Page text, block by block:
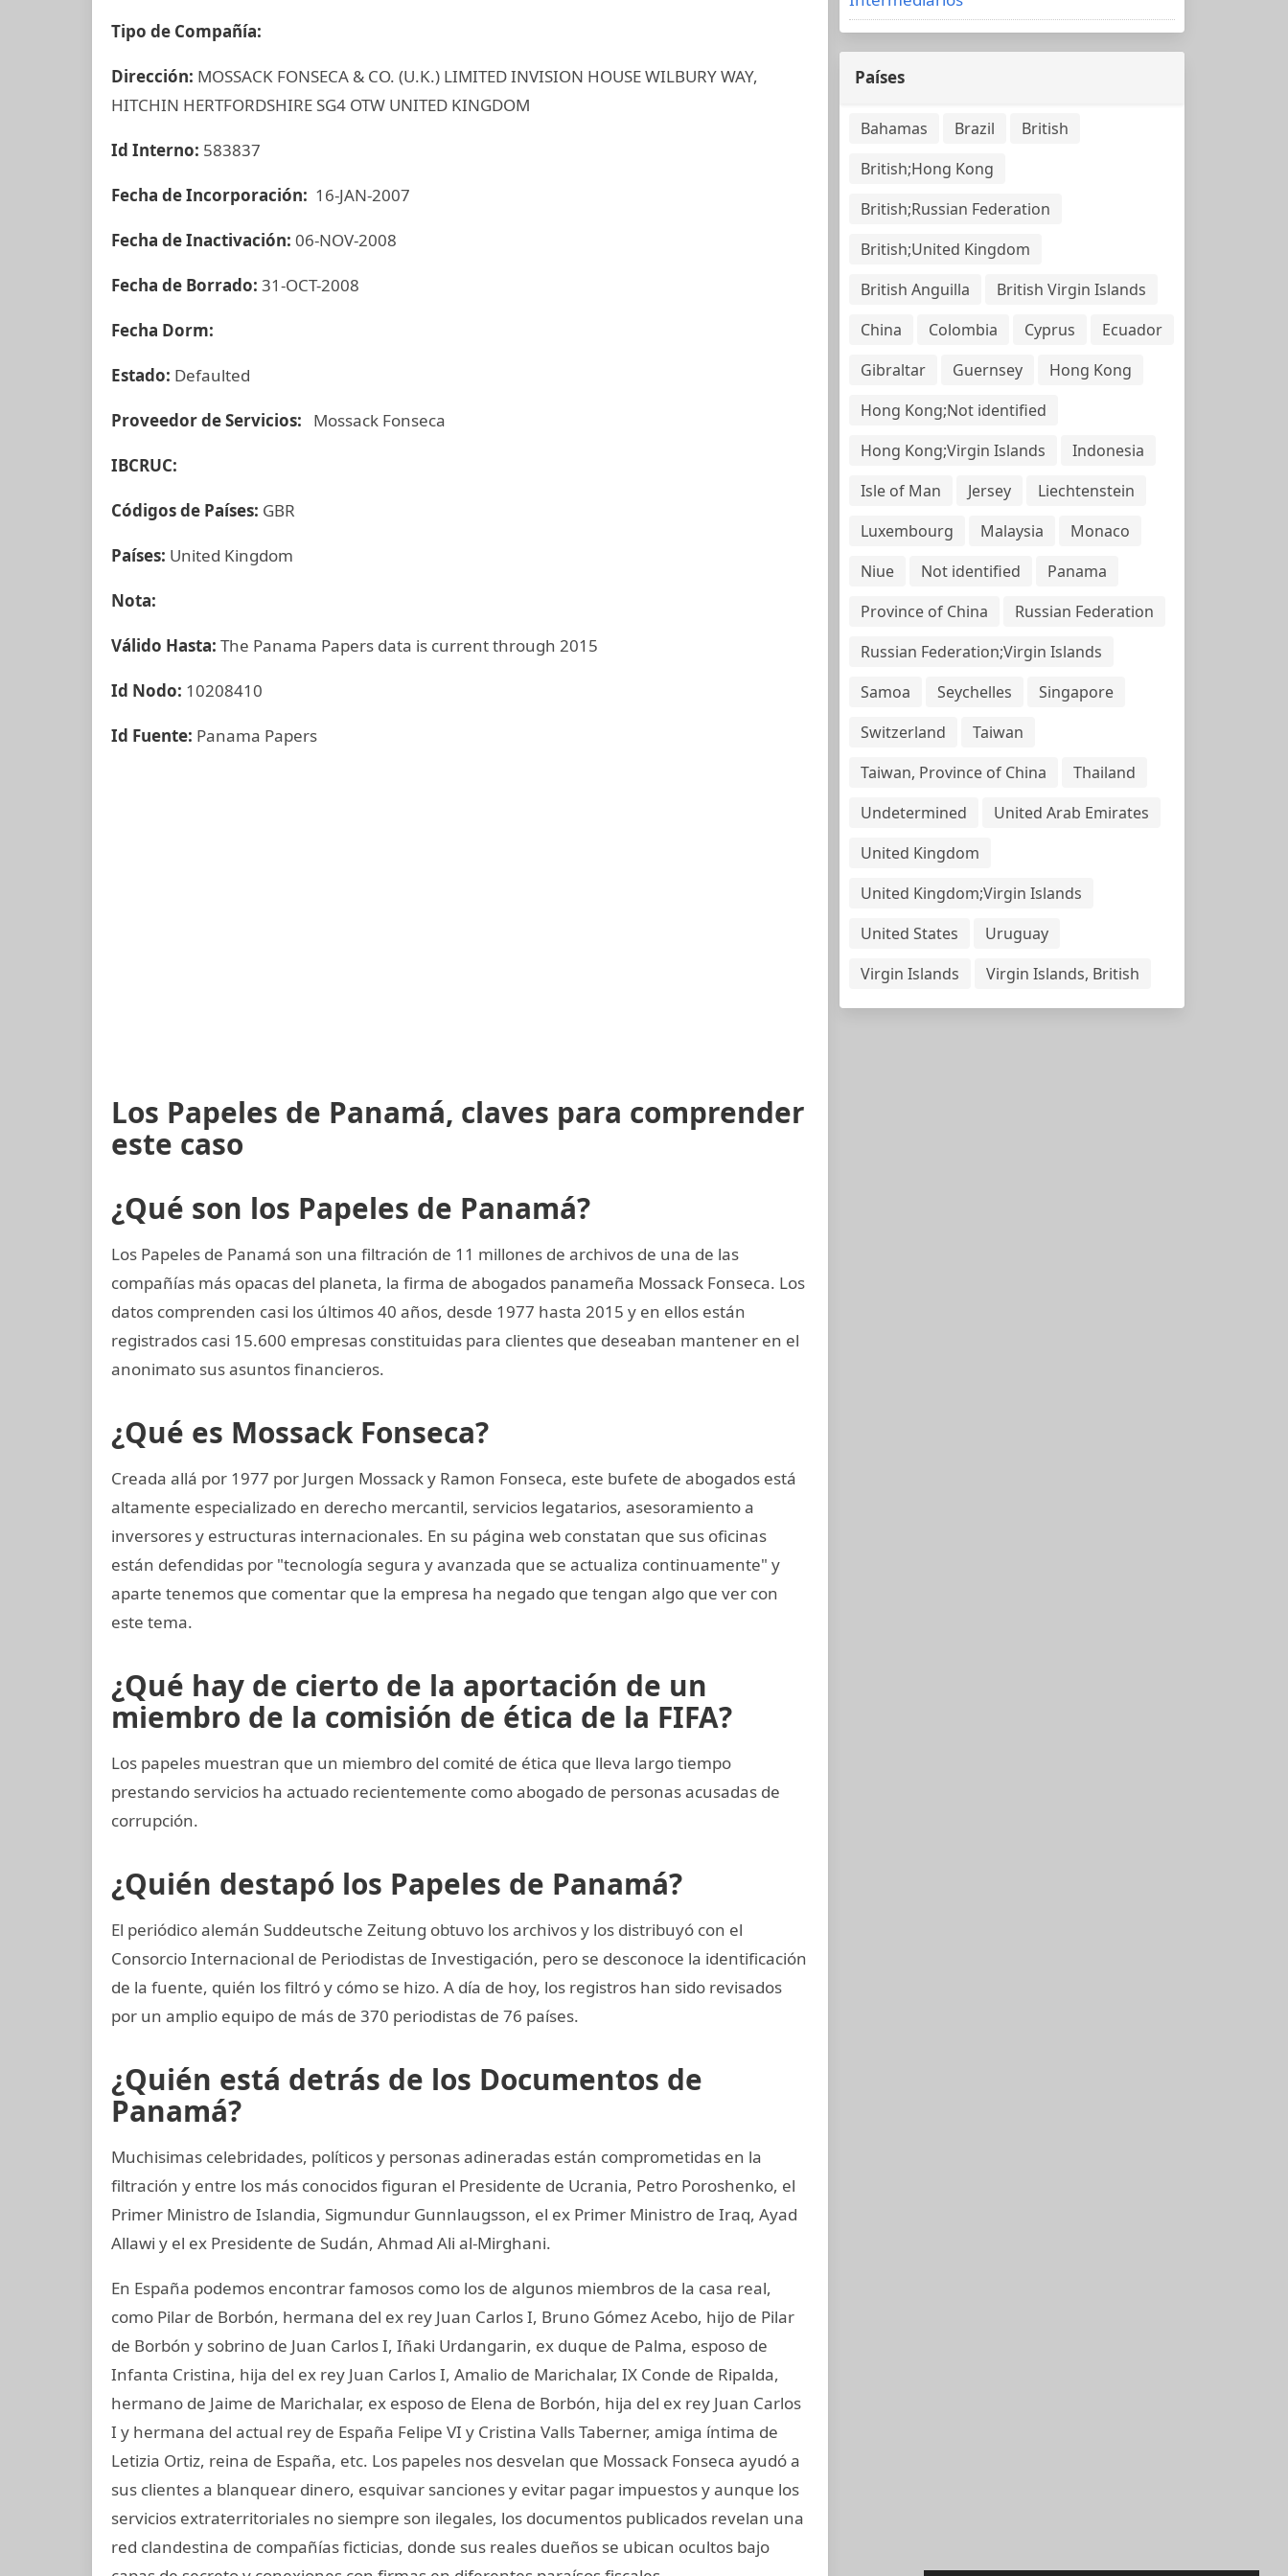
Tipo de Compañía:
Dirección: MOSSACK FONSECA & CO. (U.K.) LIMITED INVISION HOUSE WILBURY WAY,
HITCHIN HERTFORDSHIRE SG4 OTW UNITED KINGDOM
Id Interno: 583837
Fecha de Incorporación: 16-JAN-2007
Fecha de Inactivación: 06-NOV-2008
Fecha de Borrado: 31-OCT-2008
Fecha Dorm:
Estado: Defaulted
Proveedor de Servicios: Mossack Fonseca
IBCRUC:
Códigos de Países: GBR
Países: United Kingdom
Nota:
Válido Hasta: The Panama Papers data is current through 2015
Id Nodo: 10208410
Id Fuente: Panama Papers
Los Papeles de Panamá, claves para comprender
este caso
¿Qué son los Papeles de Panamá?
Los Papeles de Panamá son una filtración de 11 millones de archivos de una de las
compañías más opacas del planeta, la firma de abogados panameña Mossack Fonseca. Los
datos comprenden casi los últimos 40 años, desde 1977 hasta 2015 y en ellos están
registrados casi 15.600 empresas constituidas para clientes que deseaban mantener en el
anonimato sus asuntos financieros.
¿Qué es Mossack Fonseca?
Creada allá por 1977 por Jurgen Mossack y Ramon Fonseca, este bufete de abogados está
altamente especializado en derecho mercantil, servicios legatarios, asesoramiento a
inversores y estructuras internacionales. En su página web constatan que sus oficinas
están defendidas por "tecnología segura y avanzada que se actualiza continuamente" y
aparte tenemos que comentar que la empresa ha negado que tengan algo que ver con
este tema.
¿Qué hay de cierto de la aportación de un
miembro de la comisión de ética de la FIFA?
Los papeles muestran que un miembro del comité de ética que lleva largo tiempo
prestando servicios ha actuado recientemente como abogado de personas acusadas de
corrupción.
¿Quién destapó los Papeles de Panamá?
El periódico alemán Suddeutsche Zeitung obtuvo los archivos y los distribuyó con el
Consorcio Internacional de Periodistas de Investigación, pero se desconoce la identificación
de la fuente, quién los filtró y cómo se hizo. A día de hoy, los registros han sido revisados
por un amplio equipo de más de 370 periodistas de 76 países.
¿Quién está detrás de los Documentos de
Panamá?
Muchisimas celebridades, políticos y personas adineradas están comprometidas en la
filtración y entre los más conocidos figuran el Presidente de Ucrania, Petro Poroshenko, el
Primer Ministro de Islandia, Sigmundur Gunnlaugsson, el ex Primer Ministro de Iraq, Ayad
Allawi y el ex Presidente de Sudán, Ahmad Ali al-Mirghani.
En España podemos encontrar famosos como los de algunos miembros de la casa real,
como Pilar de Borbón, hermana del ex rey Juan Carlos I, Bruno Gómez Acebo, hijo de Pilar
de Borbón y sobrino de Juan Carlos I, Iñaki Urdangarin, ex duque de Palma, esposo de
Infanta Cristina, hija del ex rey Juan Carlos I, Amalio de Marichalar, IX Conde de Ripalda,
hermano de Jaime de Marichalar, ex esposo de Elena de Borbón, hija del ex rey Juan Carlos
I y hermana del actual rey de España Felipe VI y Cristina Valls Taberner, amiga íntima de
Letizia Ortiz, reina de España, etc. Los papeles nos desvelan que Mossack Fonseca ayudó a
sus clientes a blanquear dinero, esquivar sanciones y evitar pagar impuestos y aunque los
servicios extraterritoriales no siempre son ilegales, los documentos publicados revelan una
red clandestina de compañías ficticias, donde sus reales dueños se ubican ocultos bajo
Países
Bahamas Brazil
British
British;Hong Kong
British;Russian Federation
British;United Kingdom
British Anguilla
British Virgin Islands
China
Colombia Cyprus
Ecuador
Gibraltar
Guernsey
Hong Kong
Hong Kong;Not identified
Hong Kong;Virgin Islands
Indonesia
Isle of Man
Jersey
Liechtenstein
Luxembourg
Malaysia
Monaco
Niue
Not identified
Panama
Province of China
Russian Federation
Russian Federation;Virgin Islands
Samoa
Seychelles
Singapore
Switzerland
Taiwan
Taiwan, Province of China
Thailand
Undetermined
United Arab Emirates
United Kingdom
United Kingdom;Virgin Islands
United States
Uruguay
Virgin Islands
Virgin Islands, British